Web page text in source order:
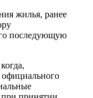
жилья, ранее
последующую
официального